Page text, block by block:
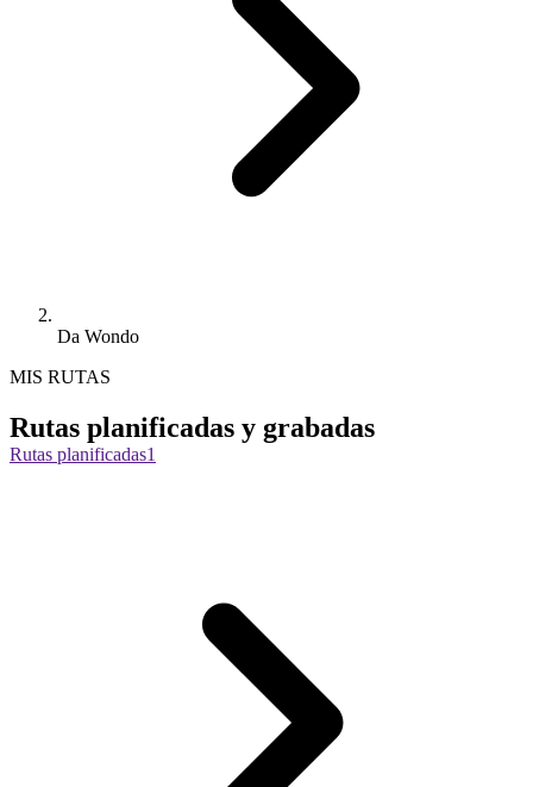
Da Wondo
MIS RUTAS
Rutas planificadas y grabadas
Rutas planificadas1